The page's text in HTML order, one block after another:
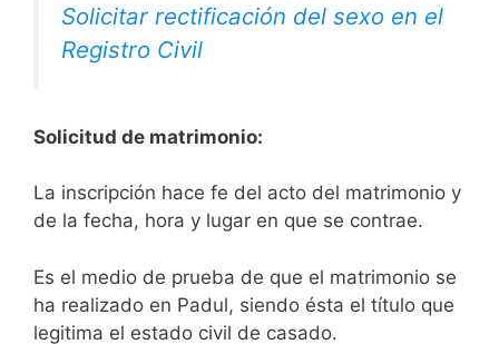
Solicitar rectificación del sexo en el
Registro Civil
Solicitud de matrimonio:
La inscripción hace fe del acto del matrimonio y
de la fecha, hora y lugar en que se contrae.
Es el medio de prueba de que el matrimonio se
ha realizado en Padul, siendo ésta el título que
legitima el estado civil de casado.